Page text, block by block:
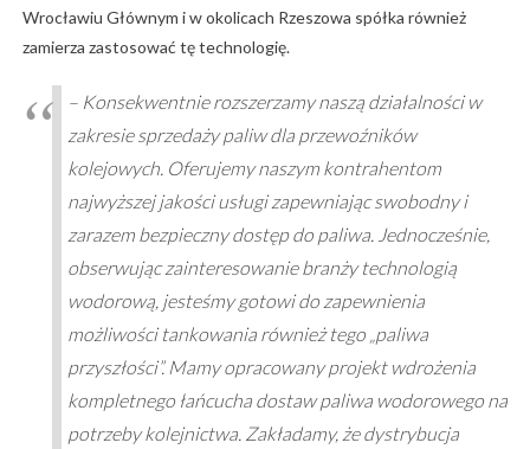
Wrocławiu Głównym i w okolicach Rzeszowa spółka również
zamierza zastosować tę technologię.
– Konsekwentnie rozszerzamy naszą działalności w
zakresie sprzedaży paliw dla przewoźników
kolejowych. Oferujemy naszym kontrahentom
najwyższej jakości usługi zapewniając swobodny i
zarazem bezpieczny dostęp do paliwa. Jednocześnie,
obserwując zainteresowanie branży technologią
wodorową, jesteśmy gotowi do zapewnienia
możliwości tankowania również tego „paliwa
przyszłości”. Mamy opracowany projekt wdrożenia
kompletnego łańcucha dostaw paliwa wodorowego na
potrzeby kolejnictwa. Zakładamy, że dystrybucja